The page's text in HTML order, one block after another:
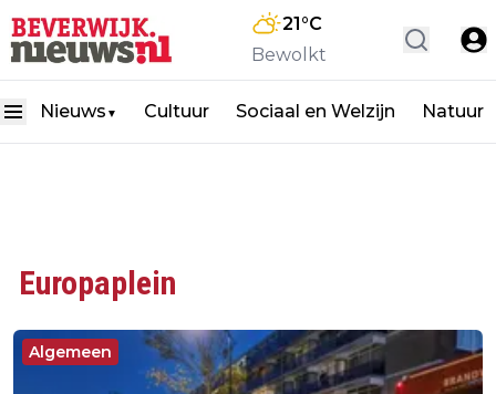
21°C
Bewolkt
Nieuws ▼ Cultuur Sociaal en Welzijn Natuur
Europaplein
Algemeen